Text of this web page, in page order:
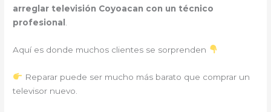
arreglar televisión Coyoacan con un técnico
profesional
Aquí es donde muchos clientes se sorprenden
Reparar puede ser mucho más barato que comprar un
televisor nuevo.